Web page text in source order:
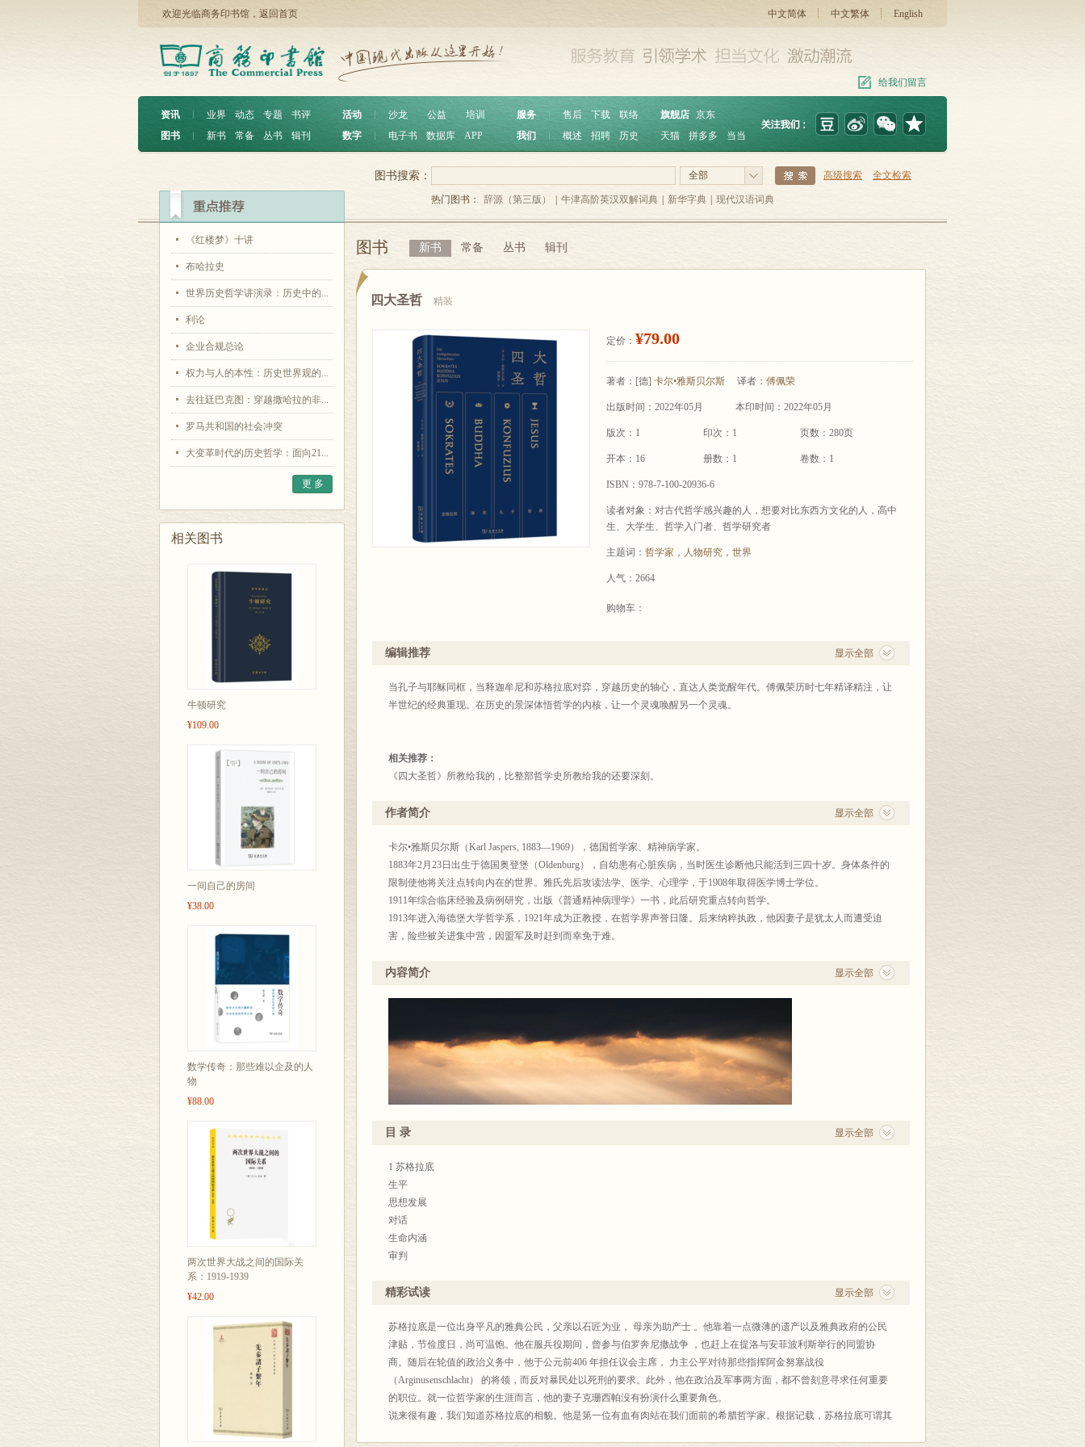
欢迎光临商务印书馆， 返回首页 中文简体 中文繁体 English
给我们留言
资讯 ︱ 业界 动态 专题
书评
图书
︱ 新书 常备 丛书 辑刊
活动 沙龙 公益
培训
数字
电子书 数据库 APP
服务 ︱ 售后 下载
联络
我们
概述 招聘 历史
旗舰店 京东
天猫
拼多多 当当
《红楼梦》十讲
布哈拉史
世界历史哲学讲演录：历史中的...
利论
企业合规总论
权力与人的本性：历史世界观的...
去往廷巴克图：穿越撒哈拉的非...
罗马共和国的社会冲突
大变革时代的历史哲学：面向21...
更 多
相关图书
牛顿研究
¥109.00
一间自己的房间
¥38.00
数学传奇：那些难以企及的人
物
¥88.00
两次世界大战之间的国际关
系：1919-1939
¥42.00
全部 高级搜索 全文检索
图书搜索：
热门图书： 辞源（第三版） 牛津高阶英汉双解词典 新华字典 现代汉语词典
图书 新书 常备 丛书 辑刊
四大圣哲 精装
定价： ¥79.00
著者： [德] 卡尔•雅斯贝尔斯 译者： 傅佩荣
出版时间：2022年05月 本印时间：2022年05月
版次：1 印次：1 页数：280页
开本：16 册数：1 卷数：1
ISBN：978-7-100-20936-6
读者对象：对古代哲学感兴趣的人，想要对比东西方文化的人，高中
生、大学生、哲学入门者、哲学研究者
主题词： 哲学家 ， 人物研究 ， 世界
人气：2664
购物车：
显示全部
编辑推荐
当孔子与耶稣同框，当释迦牟尼和苏格拉底对弈，穿越历史的轴心，直达人类觉醒年代。傅佩荣历时七年精译精注，让
半世纪的经典重现。在历史的景深体悟哲学的内核，让一个灵魂唤醒另一个灵魂。
相关推荐：
《四大圣哲》所教给我的，比整部哲学史所教给我的还要深刻。
原台湾大学哲学系主任兼哲学研究所所长、耶鲁大学哲学博士傅佩荣教授亲译
苏格拉底、佛陀、孔子、耶稣
人类思想典范的创造者
唯有通过他们，方能抵达哲学之核心
全方位、多角度地来呈现四大圣哲于历史长河中的真实定位与影响力，令人耳目一新。傅佩荣教授以其在西方哲学与中
国哲学的深厚修养，历时七年译成此书，增加了两万多字的译者注释，对文中众多专有名词详加注解，特别对于“孔
子”一章中雅斯贝尔斯所引转译文献的偏差之处辨明厘清，堪为珠联璧合。
抛却神的光辉，从“人”的角度认识四哲——四哲与我们一样，皆处于人的境遇之中，那么，他们是如何看待生命存在的
类文明思想范式的缔造者？雅斯贝尔斯以哲学家之睿智与广博及其自身的曲折经历，丝丝入扣地剖析了四位圣哲的生命
核心，让我们得以取法圣哲，直面对终极问题，寻找独属于自己生命的答案。
«装帧典雅考究，向哲学经典与思想范式的缔造者致敬
方脊小精装，以理性的深蓝为主色调，烫金四哲之名及精致纹样，是后人以纸为碑，为他们献上小小徽章，感激他们惠
泽后代的智慧，为我们开智启明。
显示全部
作者简介
卡尔•雅斯贝尔斯（Karl Jaspers, 1883—1969），德国哲学家、精神病学家。
1883年2月23日出生于德国奥登堡（Oldenburg），自幼患有心脏疾病，当时医生诊断他只能活到三四十岁。身体条件的
限制使他将关注点转向内在的世界。雅氏先后攻读法学、医学、心理学，于1908年取得医学博士学位。
1911年综合临床经验及病例研究，出版《普通精神病理学》一书，此后研究重点转向哲学。
1913年进入海德堡大学哲学系，1921年成为正教授，在哲学界声誉日隆。后来纳粹执政，他因妻子是犹太人而遭受迫
害，险些被关进集中营，因盟军及时赶到而幸免于难。
1969年2月26日于巴塞尔逝世，享年八十六岁。
译者简介：
傅佩荣，1950年生人，台湾大学哲学系教授，历任台湾大学哲学系主任兼研究所所长、比利时鲁汶大学、荷兰莱顿大学
讲座教授。早年师从方东美先生，后于耶鲁大学深造，受教于余英时先生，继而执教欧洲。傅佩荣在宗教哲学、中国哲
学（孔孟老庄思想），以及译解传统经典《论语》《孟子》《老子》《庄子》《周易》《大学》《中庸》方面造诣颇
傅佩荣教授兼具中西文化之深厚学养，集四十年潜心研学之心得，以哲学建构和逻辑分析的眼光，搭建起东西方思想的
显示全部
内容简介
显示全部
目 录
1 苏格拉底
生平
思想发展
对话
生命内涵
审判
影响
2 佛陀
生平
教义与禅定
教义的叙述
创见
影响
显示全部
精彩试读
苏格拉底是一位出身平凡的雅典公民，父亲以石匠为业， 母亲为助产士 。他靠着一点微薄的遗产以及雅典政府的公民
津贴，节俭度日，尚可温饱。他在服兵役期间，曾参与伯罗奔尼撒战争 ，也赶上在提洛与安菲波利斯举行的同盟协
商。随后在轮值的政治义务中，他于公元前406 年担任议会主席， 力主公平对待那些指挥阿金努塞战役
（Arginusenschlacht） 的将领，而反对暴民处以死刑的要求。此外，他在政治及军事两方面，都不曾刻意寻求任何重要
的职位。就一位哲学家的生涯而言，他的妻子克珊西帕没有扮演什么重要角色。
说来很有趣，我们知道苏格拉底的相貌。他是第一位有血有肉站在我们面前的希腊哲学家。根据记载，苏格拉底可谓其